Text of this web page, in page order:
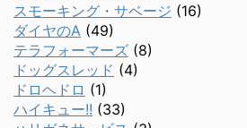
スモーキング・サベージ (16)
ダイヤのA (49)
テラフォーマーズ (8)
ドッグスレッド (4)
ドロヘドロ (1)
ハイキュー!! (33)